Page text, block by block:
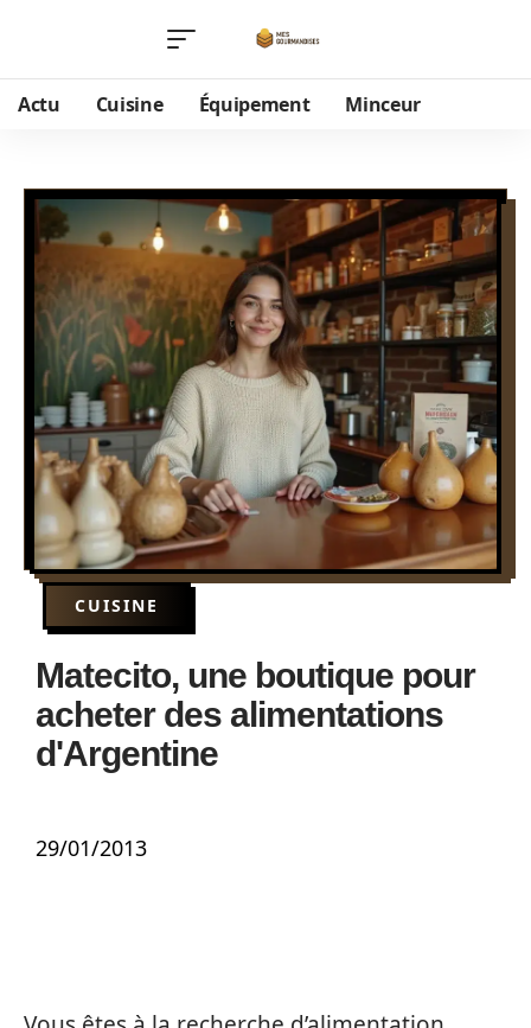
Actu Cuisine Équipement Minceur
CUISINE
Matecito, une boutique pour
acheter des alimentations
d'Argentine
29/01/2013